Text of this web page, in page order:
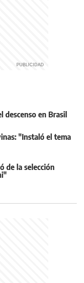
descenso en Brasil
"Instaló el tema
de la selección